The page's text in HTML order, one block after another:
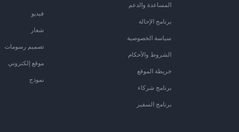
المساعدة والدعم
برنامج الإحالة
سياسة الخصوصية
الشروط والأحكام
خريطة الموقع
برنامج شركاء
برنامج السفير
فيديو
شعار
تصميم رسومات
موقع إلكتروني
نموذج